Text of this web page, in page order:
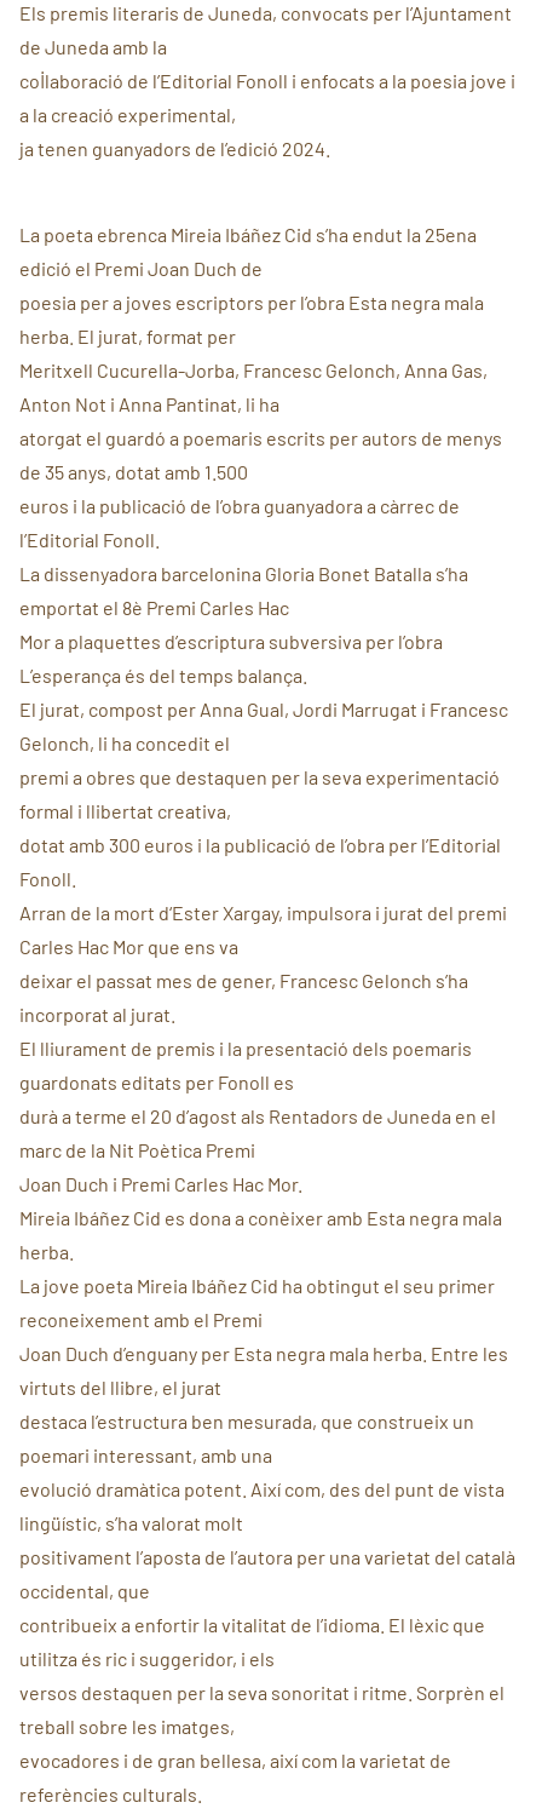
Els premis literaris de Juneda, convocats per l’Ajuntament
de Juneda amb la
col·laboració de l’Editorial Fonoll i enfocats a la poesia jove i
a la creació experimental,
ja tenen guanyadors de l’edició 2024.
La poeta ebrenca Mireia Ibáñez Cid s’ha endut la 25ena
edició el Premi Joan Duch de
poesia per a joves escriptors per l’obra Esta negra mala
herba. El jurat, format per
Meritxell Cucurella-Jorba, Francesc Gelonch, Anna Gas,
Anton Not i Anna Pantinat, li ha
atorgat el guardó a poemaris escrits per autors de menys
de 35 anys, dotat amb 1.500
euros i la publicació de l’obra guanyadora a càrrec de
l’Editorial Fonoll.
La dissenyadora barcelonina Gloria Bonet Batalla s’ha
emportat el 8è Premi Carles Hac
Mor a plaquettes d’escriptura subversiva per l’obra
L’esperança és del temps balança.
El jurat, compost per Anna Gual, Jordi Marrugat i Francesc
Gelonch, li ha concedit el
premi a obres que destaquen per la seva experimentació
formal i llibertat creativa,
dotat amb 300 euros i la publicació de l’obra per l’Editorial
Fonoll.
Arran de la mort d‘Ester Xargay, impulsora i jurat del premi
Carles Hac Mor que ens va
deixar el passat mes de gener, Francesc Gelonch s’ha
incorporat al jurat.
El lliurament de premis i la presentació dels poemaris
guardonats editats per Fonoll es
durà a terme el 20 d’agost als Rentadors de Juneda en el
marc de la Nit Poètica Premi
Joan Duch i Premi Carles Hac Mor.
Mireia Ibáñez Cid es dona a conèixer amb Esta negra mala
herba.
La jove poeta Mireia Ibáñez Cid ha obtingut el seu primer
reconeixement amb el Premi
Joan Duch d’enguany per Esta negra mala herba. Entre les
virtuts del llibre, el jurat
destaca l’estructura ben mesurada, que construeix un
poemari interessant, amb una
evolució dramàtica potent. Així com, des del punt de vista
lingüístic, s’ha valorat molt
positivament l’aposta de l’autora per una varietat del català
occidental, que
contribueix a enfortir la vitalitat de l’idioma. El lèxic que
utilitza és ric i suggeridor, i els
versos destaquen per la seva sonoritat i ritme. Sorprèn el
treball sobre les imatges,
evocadores i de gran bellesa, així com la varietat de
referències culturals.